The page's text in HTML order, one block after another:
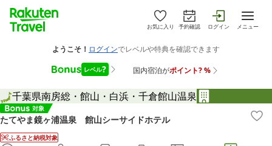
お気に入り 予約確認 ログイン メニュー
千葉県南房総・館山・白浜・千倉館山温泉
たてやま鏡ヶ浦温泉 館山シーサイドホテル
ふるさと納税対象